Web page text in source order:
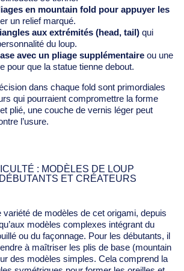
en mountain fold pour appuyer les
un relief marqué.
aux extrémités (head, tail) qui
du loup.
avec un pliage supplémentaire ou une
pour que la statue tienne debout.
dans chaque fold sont primordiales
qui pourraient compromettre la forme
plié, une couche de vernis léger peut
l’usure.
: MODÈLES DE LOUP
ET CRÉATEURS
variété de modèles de cet origami, depuis
modèles complexes intégrant du
ou du façonnage. Pour les débutants, il
à maîtriser les plis de base (mountain
des modèles simples. Cela comprend la